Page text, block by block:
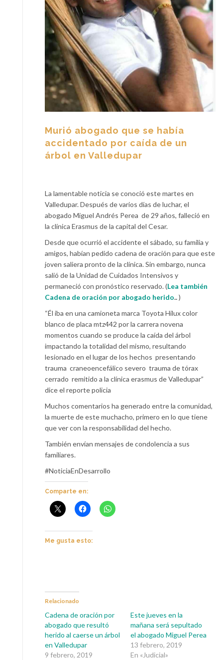
Murió abogado que se había
accidentado por caída de un
árbol en Valledupar
La lamentable noticia se conoció este martes en
Valledupar. Después de varios días de luchar, el
abogado Miguel Andrés Perea de 29 años, falleció en
la clínica Erasmus de la capital del Cesar.
Desde que ocurrió el accidente el sábado, su familia y
amigos, habían pedido cadena de oración para que este
joven saliera pronto de la clínica. Sin embargo, nunca
salió de la Unidad de Cuidados Intensivos y
permaneció con pronóstico reservado. (Lea también
Cadena de oración por abogado herido..)
“Él iba en una camioneta marca Toyota Hilux color
blanco de placa mtz442 por la carrera novena
momentos cuando se produce la caída del árbol
impactando la totalidad del mismo, resultando
lesionado en el lugar de los hechos presentando
trauma craneoencefálico severo trauma de tórax
cerrado remitido a la clínica erasmus de Valledupar”
dice el reporte policia
Muchos comentarios ha generado entre la comunidad,
la muerte de este muchacho, primero en lo que tiene
que ver con la responsabilidad del hecho.
También envían mensajes de condolencia a sus
familiares.
#NoticiaEnDesarrollo
Comparte en:
Me gusta esto:
Relacionado
Cadena de oración por
abogado que resultó
herido al caerse un árbol
en Valledupar
9 febrero, 2019
Este jueves en la
mañana será sepultado
el abogado Miguel Perea
13 febrero, 2019
En «Judicial»